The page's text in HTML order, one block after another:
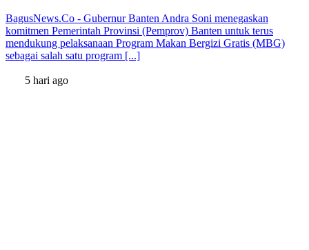
BagusNews.Co - Gubernur Banten Andra Soni menegaskan
komitmen Pemerintah Provinsi (Pemprov) Banten untuk terus
mendukung pelaksanaan Program Makan Bergizi Gratis (MBG)
sebagai salah satu program [...]
5 hari ago